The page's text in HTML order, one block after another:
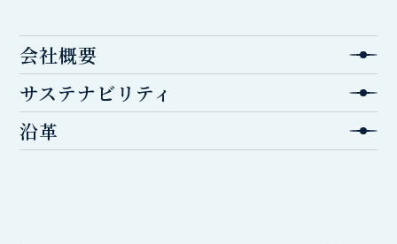
会社概要
サステナビリティ
沿革